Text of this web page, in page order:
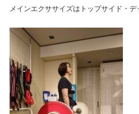
メインエクササイズはトップサイド・デ